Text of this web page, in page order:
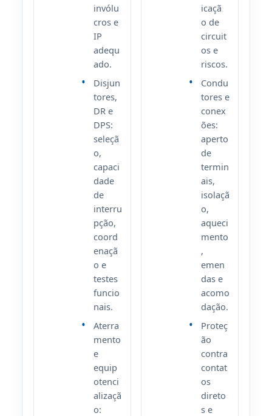
invólu
cros e
IP
adequ
ado.
Disjun
tores,
DR e
DPS:
seleçã
o,
capaci
dade
de
interru
pção,
coord
enaçã
o e
testes
funcio
nais.
Aterra
mento
e
equip
otenci
alizaçã
o:
icaçã
o de
circuit
os e
riscos.
Condu
tores e
conex
ões:
aperto
de
termin
ais,
isolaçã
o,
aqueci
mento
,
emen
das e
acomo
dação.
Proteç
ão
contra
contat
os
direto
s e